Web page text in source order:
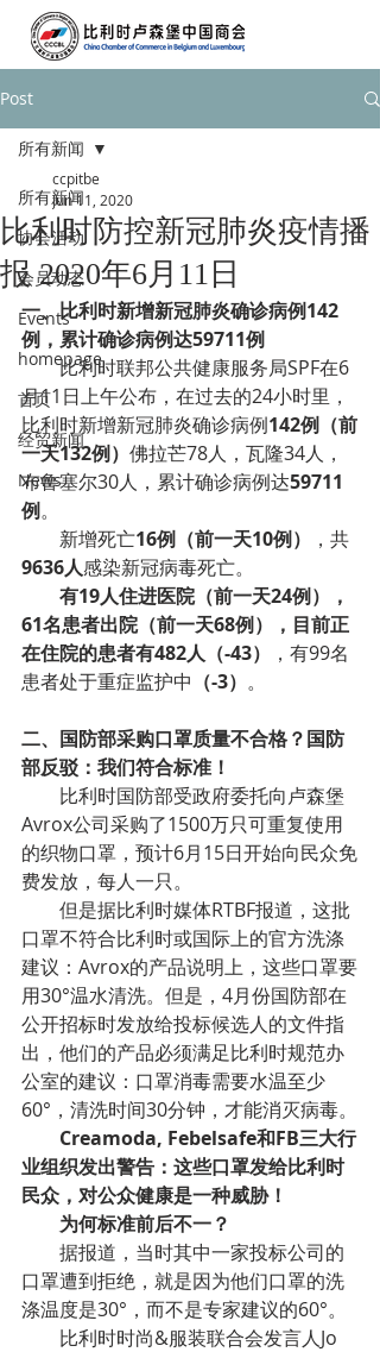
Post
所有新闻
协会活动
会员动态
Events
homepage
首页
经贸新闻
News
所有新闻
比利时防控新冠肺炎疫情播
报 2020年6月11日
ccpitbe
Jun 11, 2020
一、比利时新增新冠肺炎确诊病例142
例，累计确诊病例达59711例
        比利时联邦公共健康服务局SPF在6
月11日上午公布，在过去的24小时里，
比利时新增新冠肺炎确诊病例142例（前
一天132例） 佛拉芒78人，瓦隆34人，
布鲁塞尔30人，累计确诊病例达59711
例。
        新增死亡
16例（前一天10例）
，共
9636人感染新冠病毒死亡。
61名患者出院（前一天68例），目前正
在住院的患者有482人（-43）
，有99名
患者处于重症监护中 （-3） 。
二、国防部采购口罩质量不合格？国防
部反驳：我们符合标准！
Avrox公司采购了1500万只可重复使用
的织物口罩，预计6月15日开始向民众免
费发放，每人一只。
口罩不符合比利时或国际上的官方洗涤
建议：Avrox的产品说明上，这些口罩要
用30°温水清洗。但是，4月份国防部在
公开招标时发放给投标候选人的文件指
出，他们的产品必须满足比利时规范办
公室的建议：口罩消毒需要水温至少
60°，清洗时间30分钟，才能消灭病毒。
业组织发出警告：这些口罩发给比利时
民众，对公众健康是一种威胁！
        为何标准前后不一？
口罩遭到拒绝，就是因为他们口罩的洗
涤温度是30°，而不是专家建议的60°。